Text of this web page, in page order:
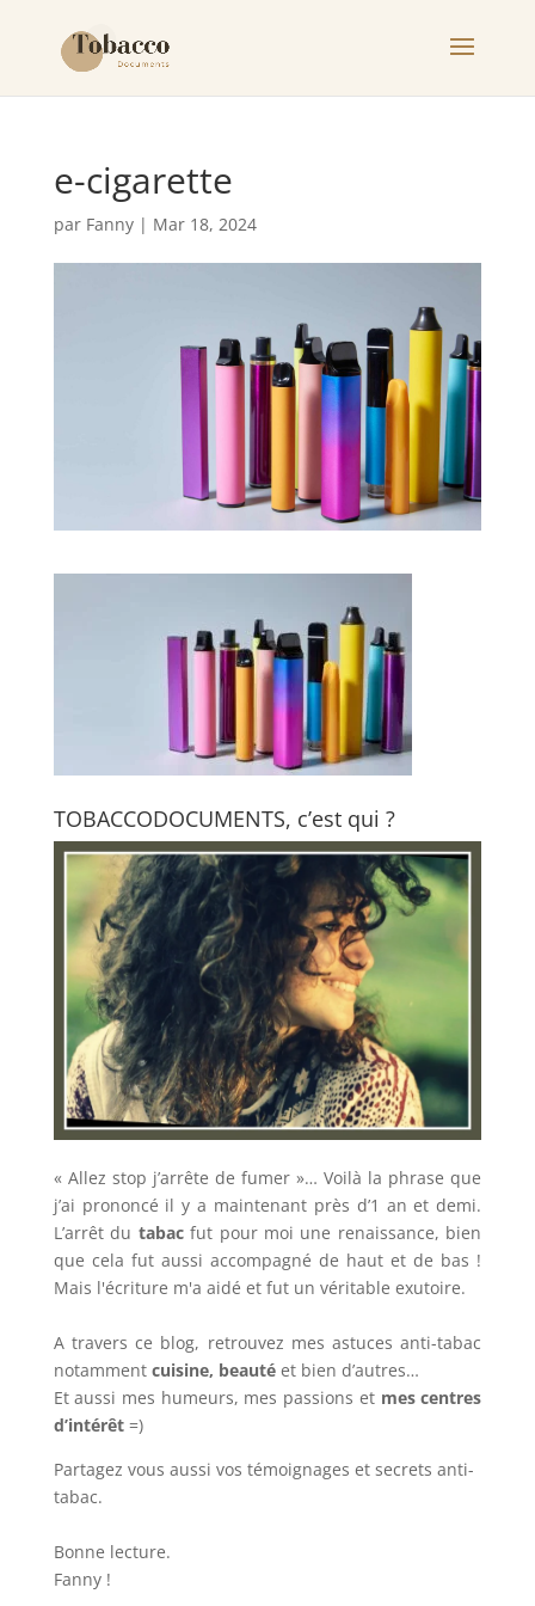
e-cigarette
par Fanny| Mar 18, 2024
TOBACCODOCUMENTS, c’est qui ?
« Allez stop j’arrête de fumer »… Voilà la phrase que
j’ai prononcé il y a maintenant près d’1 an et demi.
L’arrêt du tabacfut pour moi une renaissance, bien
que cela fut aussi accompagné de haut et de bas !
Mais l'écriture m'a aidé et fut un véritable exutoire.
A travers ce blog, retrouvez mes astuces anti-tabac
notamment cuisine, beautéet bien d’autres…
Et aussi mes humeurs, mes passions et mes centres
d’intérêt=)
Partagez vous aussi vos témoignages et secrets anti-
tabac.
Bonne lecture.
Fanny !